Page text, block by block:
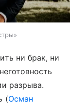
ни брак, ни
разрыва.
(Осман